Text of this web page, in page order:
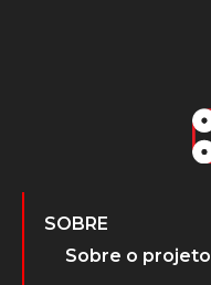
SOBRE
Sobre o projeto